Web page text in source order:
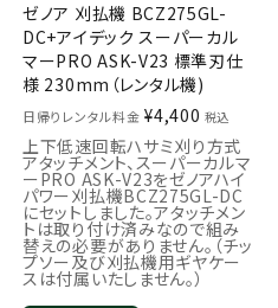
ゼノア 刈払機 BCZ275GL-
DC+アイデック スーパーカル
マーPRO ASK-V23 標準刃仕
様 230mm（レンタル機)
日帰りレンタル料金 ¥4,400 税込
上下低速回転ハサミ刈り方式
アタッチメント、スーパーカルマ
ーPRO ASK-V23をゼノアハイ
パワー刈払機BCZ275GL-DC
にセットしました。アタッチメン
トは取り付け済みなので組み
替えの必要がありません。（チッ
プソー及び刈払機用ギヤケー
スは付属いたしません。）